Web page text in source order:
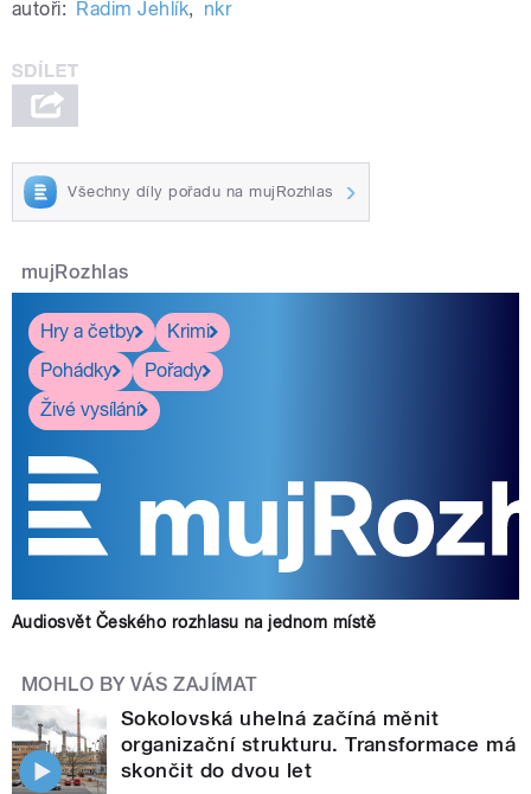
autoři: Radim Jehlík, nkr
Všechny díly pořadu na mujRozhlas
mujRozhlas
Hry a četby
Krimi
Pohádky
Pořady
Živé vysílání
Audiosvět Českého rozhlasu na jednom místě
MOHLO BY VÁS ZAJÍMAT
Sokolovská uhelná začíná měnit
organizační strukturu. Transformace má
skončit do dvou let